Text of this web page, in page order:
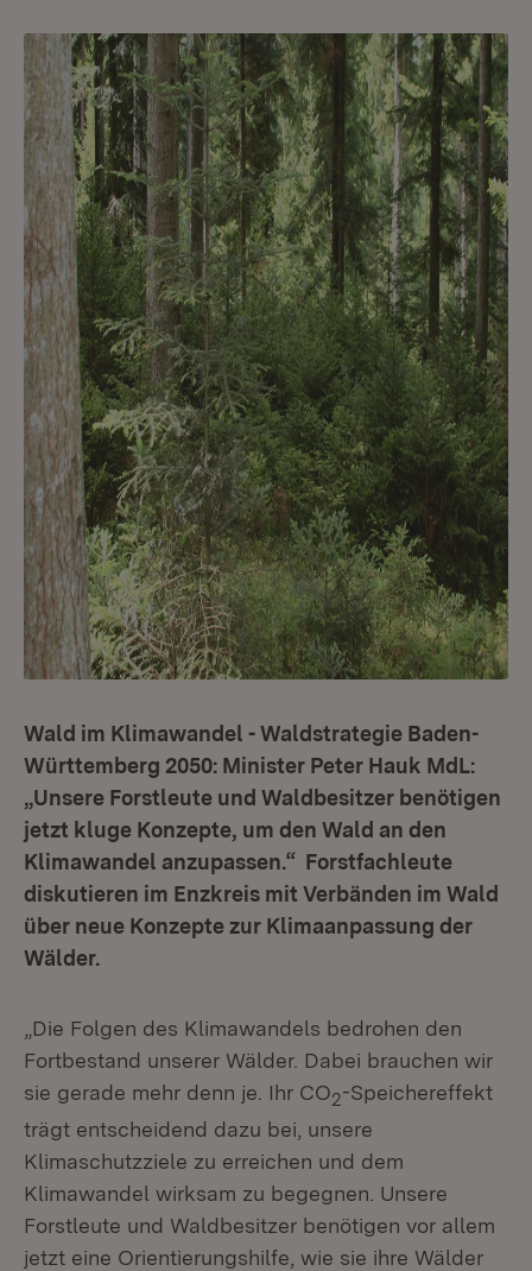
Wald im Klimawandel - Waldstrategie Baden-
Württemberg 2050: Minister Peter Hauk MdL:
„Unsere Forstleute und Waldbesitzer benötigen
jetzt kluge Konzepte, um den Wald an den
Klimawandel anzupassen.“ Forstfachleute
diskutieren im Enzkreis mit Verbänden im Wald
über neue Konzepte zur Klimaanpassung der
Wälder.
„Die Folgen des Klimawandels bedrohen den
Fortbestand unserer Wälder. Dabei brauchen wir
sie gerade mehr denn je. Ihr CO2-Speichereffekt
trägt entscheidend dazu bei, unsere
Klimaschutzziele zu erreichen und dem
Klimawandel wirksam zu begegnen. Unsere
Forstleute und Waldbesitzer benötigen vor allem
jetzt eine Orientierungshilfe, wie sie ihre Wälder